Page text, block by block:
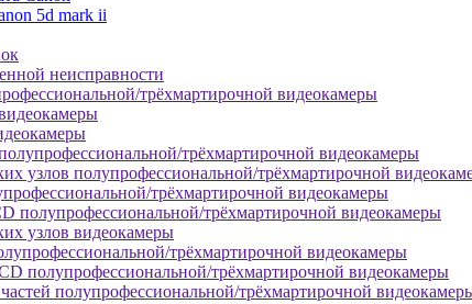
5d mark ii
неисправности
трёхмартирочной видеокамеры
трёхмартирочной видеокамеры
узлов полупрофессиональной/трёхмартирочной
трёхмартирочной видеокамеры
полупрофессиональной/трёхмартирочной видеокамеры
узлов видеокамеры
трёхмартирочной видеокамеры
полупрофессиональной/трёхмартирочной видеокамеры
полупрофессиональной/трёхмартирочной